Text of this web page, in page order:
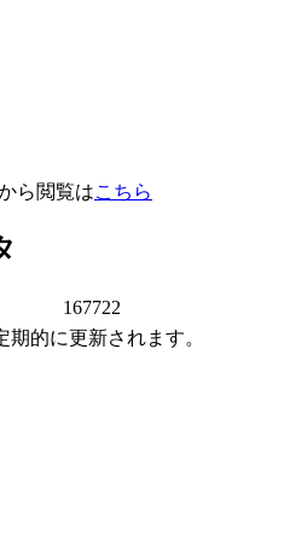
ら閲覧はこちら
167722
的に更新されます。